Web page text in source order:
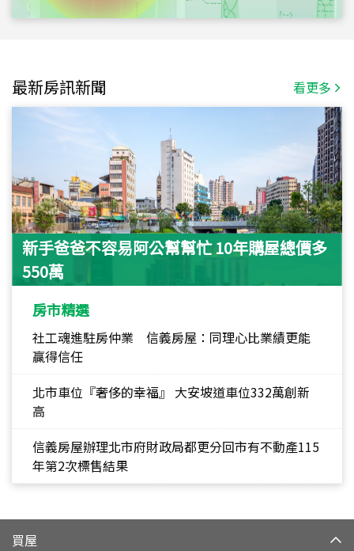
最新房訊新聞 看更多
新手爸爸不容易阿公幫幫忙 10年購屋總價多
550萬
房市精選
社工魂進駐房仲業 信義房屋：同理心比業績更能
贏得信任
北市車位『奢侈的幸福』 大安坡道車位332萬創新
高
信義房屋辦理北市府財政局都更分回市有不動產115
年第2次標售結果
買屋